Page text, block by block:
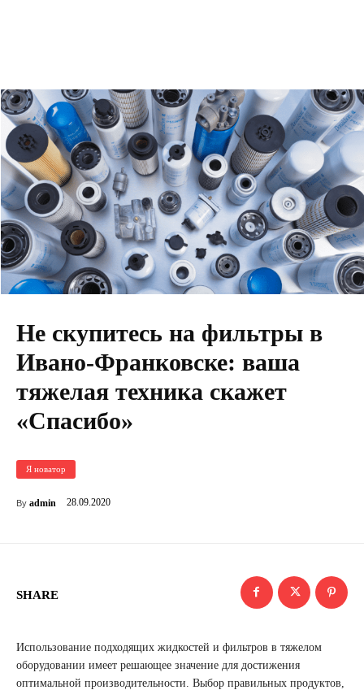
Не скупитесь на фильтры в
Ивано-Франковске: ваша
тяжелая техника скажет
«Спасибо»
Я новатор
By admin 28.09.2020
SHARE
Использование подходящих жидкостей и фильтров в тяжелом
оборудовании имеет решающее значение для достижения
оптимальной производительности. Выбор правильных продуктов,